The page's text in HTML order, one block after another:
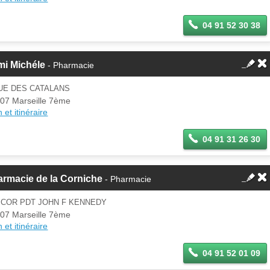
04 91 52 30 38
Michéle - Pharmacie
DES CATALANS
Marseille 7ème
et itinéraire
04 91 31 26 30
de la Corniche - Pharmacie
PDT JOHN F KENNEDY
Marseille 7ème
et itinéraire
04 91 52 01 09